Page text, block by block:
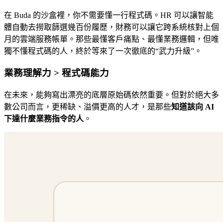
在 Buda 的沙盒裡，你不需要懂一行程式碼。HR 可以讓智能
體自動去撈取篩選幾百份履歷，財務可以讓它跨系統核對上個
月的雲端服務帳單。那些最懂客戶痛點、最懂業務邏輯，但唯
獨不懂程式碼的人，終於等來了一次徹底的“武力升級”。
業務理解力 > 程式碼能力
在未來，能夠寫出漂亮的底層原始碼依然重要。但對於絕大多
數公司而言，更稀缺、溢價更高的人才，是那些知道該向 AI
下達什麼業務指令的人 。